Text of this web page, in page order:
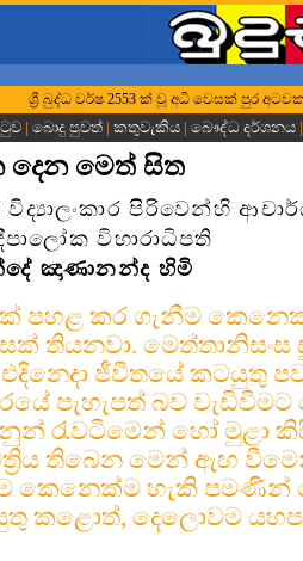
ශ්‍රී බුද්ධ වර්ෂ 2553 ක් වූ අධි වෙසක් පුර
| බොදු පුවත්| කතුවැකිය| බෞද්ධ දර්ශනය
දෙන මෙත් සිත
පිරිවෙන්හි
විහාරාධිපති
ඤාණානන්ද හිමි
පහළ කර ගැනීම
තියනවා. මෙත්තානිසංස
ජීවිතයේ කටයුතු
පැහැපත් බව
රැවටීමෙන් හෝ මුළා
තිබෙන මෙන් ඇඟ
කෙනෙක්ම හැකි පමණින්
කළොත්, දෙලොවම